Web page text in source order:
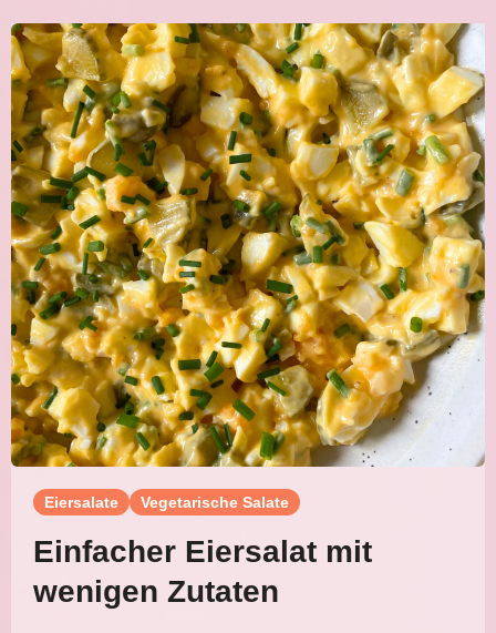
Eiersalate Vegetarische Salate
Einfacher Eiersalat mit
wenigen Zutaten